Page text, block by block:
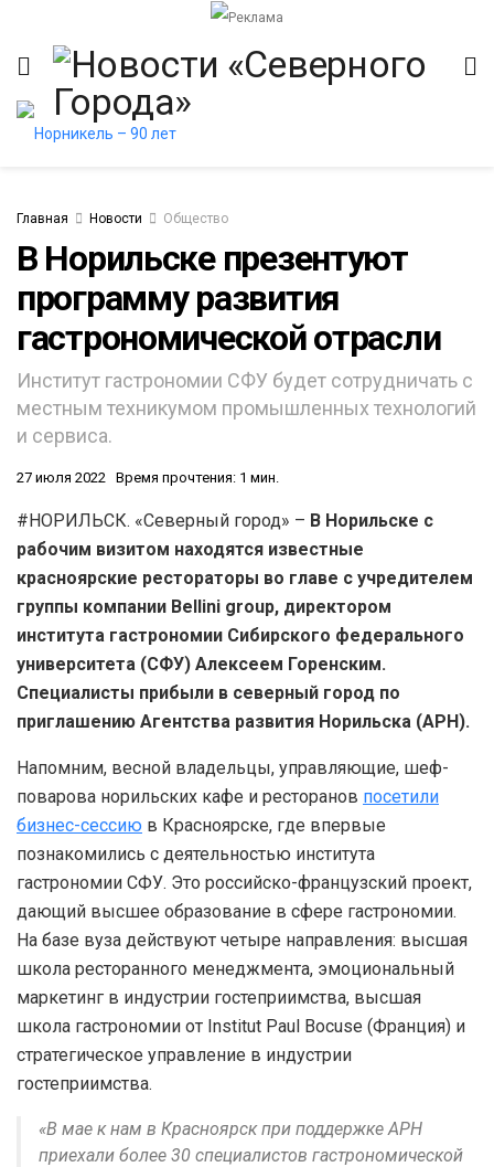
Главная Новости Общество
В Норильске презентуют
программу развития
гастрономической отрасли
Институт гастрономии СФУ будет сотрудничать с
местным техникумом промышленных технологий
и сервиса.
27 июля 2022 Время прочтения: 1 мин.
#НОРИЛЬСК. «Северный город» – В Норильске с
рабочим визитом находятся известные
красноярские рестораторы во главе с учредителем
группы компании Bellini group, директором
института гастрономии Сибирского федерального
университета (СФУ) Алексеем Горенским.
Специалисты прибыли в северный город по
приглашению Агентства развития Норильска (АРН).
Напомним, весной владельцы, управляющие, шеф-
поварова норильских кафе и ресторанов посетили
бизнес-сессию в Красноярске, где впервые
познакомились с деятельностью института
гастрономии СФУ. Это российско-французский проект,
дающий высшее образование в сфере гастрономии.
На базе вуза действуют четыре направления: высшая
школа ресторанного менеджмента, эмоциональный
маркетинг в индустрии гостеприимства, высшая
школа гастрономии от Institut Paul Bocuse (Франция) и
стратегическое управление в индустрии
гостеприимства.
«В мае к нам в Красноярск при поддержке АРН
приехали более 30 специалистов гастрономической